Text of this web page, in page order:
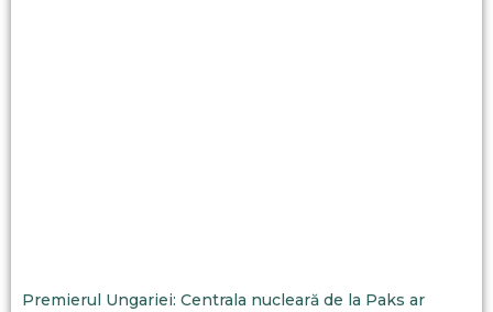
Premierul Ungariei: Centrala nucleară de la Paks ar